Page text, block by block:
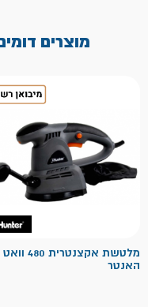
מוצרים
מלטשת אקצנטרית 480 וואט
האנטר